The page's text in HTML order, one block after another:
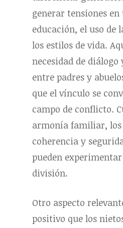
generar tensiones
educación, el uso de
los estilos de vida.
necesidad de
entre padres y
que el vínculo se
campo de conflicto.
armonía familiar, los
coherencia y
pueden
división.
Otro aspecto
positivo que los